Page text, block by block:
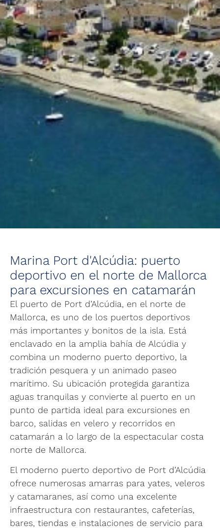
Marina Port d'Alcúdia: puerto
deportivo en el norte de Mallorca
para excursiones en catamarán
El puerto de Port d’Alcúdia, en el norte de
Mallorca, es uno de los puertos deportivos
más importantes y bonitos de la isla. Está
enclavado en la amplia bahía de Alcúdia y
combina un moderno puerto deportivo, la
tradición pesquera y un animado paseo
marítimo. Su ubicación protegida garantiza
aguas tranquilas y convierte al puerto en un
punto de partida ideal para excursiones en
barco, salidas en velero y recorridos en
catamarán a lo largo de la espectacular costa
norte de Mallorca.
El moderno puerto deportivo de Port d’Alcúdia
ofrece numerosas amarras para yates, veleros
y catamaranes, así como una excelente
infraestructura con restaurantes, cafeterías,
bares, tiendas e instalaciones de servicio para